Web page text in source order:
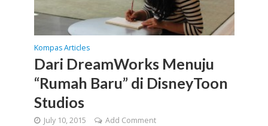
Kompas Articles
Dari DreamWorks Menuju
“Rumah Baru” di DisneyToon
Studios
July 10, 2015 Add Comment